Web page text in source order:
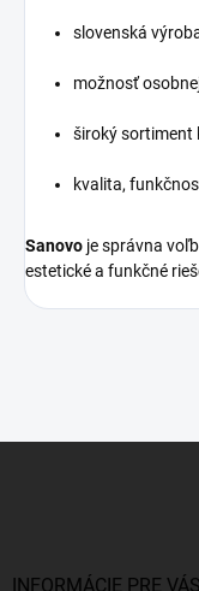
slovenská
možnosť
široký sortiment
kvalita,
Sanovo je správna
estetické a funkčné
INFORMÁCIE PRE VÁS